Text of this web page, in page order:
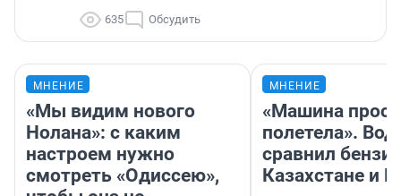
635 Обсудить
МНЕНИЕ
«Мы видим нового
Нолана»: с каким
настроем нужно
смотреть «Одиссею»,
МНЕНИЕ
«Машина
полетела».
сравнил
Казахстане и